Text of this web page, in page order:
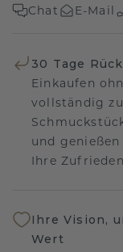
Chat E-Mail
30 Tage
Einkaufen
vollständig
und
Ihre
Ihre Vision,
Wert